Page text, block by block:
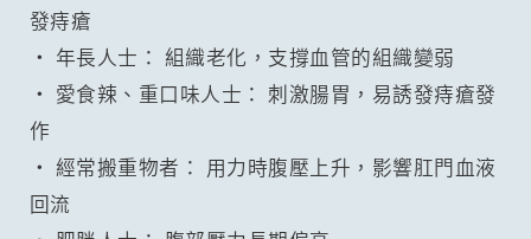
發痔瘡
• 年長人士： 組織老化，支撐血管的組織變弱
• 愛食辣、重口味人士： 刺激腸胃，易誘發痔瘡發
作
• 經常搬重物者： 用力時腹壓上升，影響肛門血液
回流